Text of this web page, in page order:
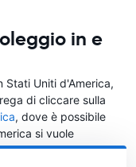
in e
Stati Uniti d'America,
di cliccare sulla
, dove è possibile
si vuole